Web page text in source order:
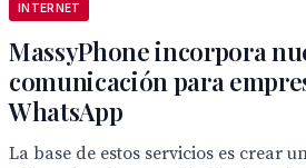
INTERNET
MassyPhone incorpora
comunicación para
WhatsApp
La base de estos servicios es crear